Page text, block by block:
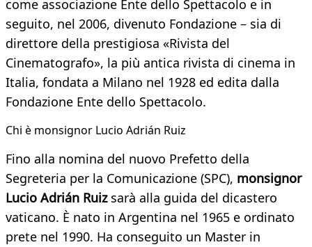
come associazione Ente dello Spettacolo e in
seguito, nel 2006, divenuto Fondazione – sia di
direttore della prestigiosa «Rivista del
Cinematografo», la più antica rivista di cinema in
Italia, fondata a Milano nel 1928 ed edita dalla
Fondazione Ente dello Spettacolo.
Chi è monsignor Lucio Adrián Ruiz
Fino alla nomina del nuovo Prefetto della
Segreteria per la Comunicazione (SPC), monsignor
Lucio Adrián Ruizsarà alla guida del dicastero
vaticano. È nato in Argentina nel 1965 e ordinato
prete nel 1990. Ha conseguito un Master in